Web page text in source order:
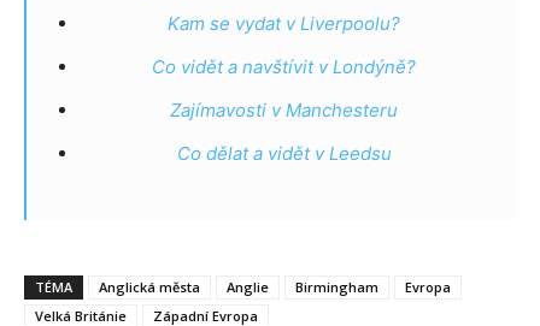
Kam se vydat v Liverpoolu?
Co vidět a navštívit v Londýně?
Zajímavosti v Manchesteru
Co dělat a vidět v Leedsu
TÉMA Anglická města Anglie Birmingham
Evropa
Velká Británie
Západní Evropa